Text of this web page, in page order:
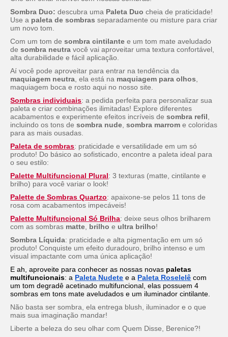
Sombra Duo:descubra uma Paleta Duo cheia de praticidade!
Use a paleta de sombras separadamente ou misture para criar
um novo tom.
Com um tom desombra cintilantee um tom mate aveludado
desombra neutravocê vai aproveitar uma textura confortável,
alta durabilidade e fácil aplicação.
Aí você pode aproveitar para entrar na tendência da
maquiagem neutra , ela está na maquiagem para olhos
maquiagem boca e rosto aqui no nosso site.
Sombras individuais: a pedida perfeita para personalizar sua
paleta e criar combinações ilimitadas! Explore diferentes
acabamentos e experimente efeitos incríveis desombra refil
incluindo os tons desombra nude ,sombra marrome coloridas
para as mais ousadas.
Paleta de sombras: praticidade e versatilidade em um só
produto! Do básico ao sofisticado, encontre a paleta ideal para
o seu estilo:
Palette Multifuncional Plural: 3 texturas (matte, cintilante e
brilho) para você variar o look!
Palette de Sombras Quartzo: apaixone-se pelos 11 tons de
rosa com acabamentos impecáveis!
Palette Multifuncional Só Brilha: deixe seus olhos brilharem
com as sombras matte brilho e ultra brilho!
Sombra Líquida: praticidade e alta pigmentação em um só
produto! Conquiste um efeito duradouro, brilho intenso e um
visual impactante com uma única aplicação!
E ah, aproveite para conhecer as nossas novas paletas
multifuncionais: a Paleta Nudete e a Paleta Roselelê com
um tom degradê acetinado multifuncional, elas possuem 4
sombras em tons mate aveludados e um iluminador cintilante.
Não basta ser sombra, ela entrega blush , iluminador e o que
mais sua imaginação mandar!
Liberte a beleza do seu olhar com Quem Disse, Berenice?!